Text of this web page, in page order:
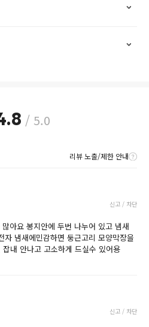
/ 5.0
리뷰 노출/제한 안내
신고 / 차단
아요 봉지안에 두번 나누어 있고 냄새
냄새에민감하면 둥근고리 모양막장을
내 안나고 고소하게 드실수 있어용
신고 / 차단